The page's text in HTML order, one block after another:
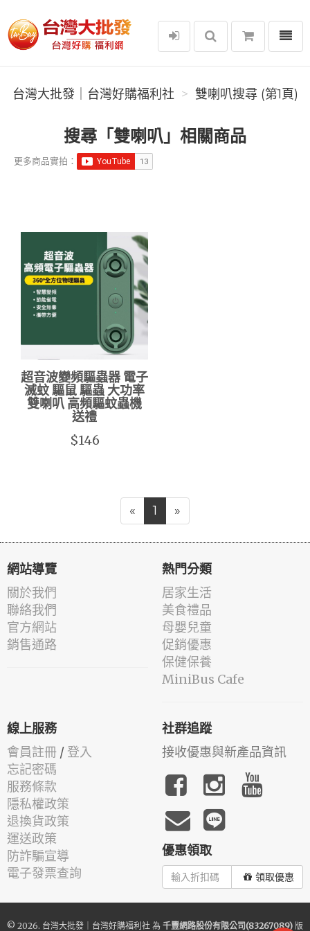
台灣大批發｜台灣好購福利社
選單
台灣大批發｜台灣好購福利社 雙喇叭搜尋 (第1頁)
搜尋「雙喇叭」相關商品
更多商品實拍：
超音波變頻驅蟲器 電子
滅蚊 驅鼠 驅蟲 大功率
雙喇叭 高頻驅蚊蟲機
送禮
$146
« 1 »
網站導覽
關於我們
聯絡我們
官方網站
銷售通路
熱門分類
居家生活
美食禮品
母嬰兒童
促銷優惠
保健保養
MiniBus Cafe
線上服務
會員註冊 / 登入
忘記密碼
服務條款
隱私權政策
退換貨政策
運送政策
防詐騙宣導
電子發票查詢
社群追蹤
接收優惠與新產品資訊
優惠領取
領取優惠
© 2026. 台灣大批發｜台灣好購福利社 為 千豐網路股份有限公司(83267089) 版